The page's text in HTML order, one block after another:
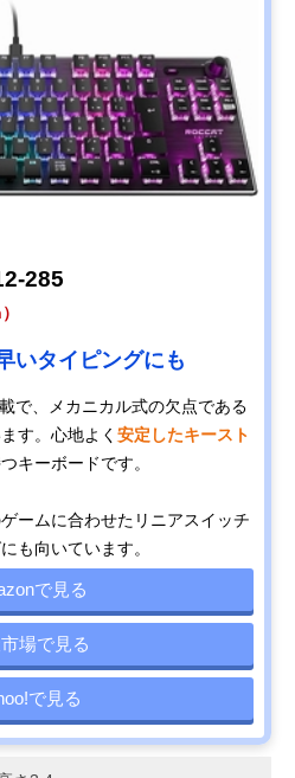
285
いタイピングにも
で、メカニカル式の欠点である
す。心地よく 安定したキースト
キーボードです。
ームに合わせたリニアスイッチ
も向いています。
で見る
場で見る
で見る